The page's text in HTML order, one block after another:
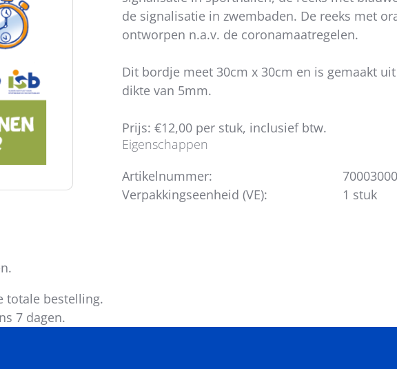
de signalisatie in zwembaden. De reeks met
ontworpen n.a.v. de coronamaatregelen.
Dit bordje meet 30cm x 30cm en is gemaakt
dikte van 5mm.
Prijs: €12,00 per stuk, inclusief btw.
Eigenschappen
Artikelnummer:
Verpakkingseenheid (VE):
1 stuk
totale bestelling.
7 dagen.